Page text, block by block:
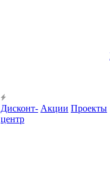
Дисконт-
центр
Акции Проекты